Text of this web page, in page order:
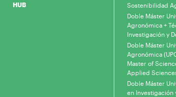
HUB
Sostenibilidad
Doble Máster
Agronómica +
Investigación y
Doble Máster
Agronómica
Master of
Applied
Doble Máster
en Investigación